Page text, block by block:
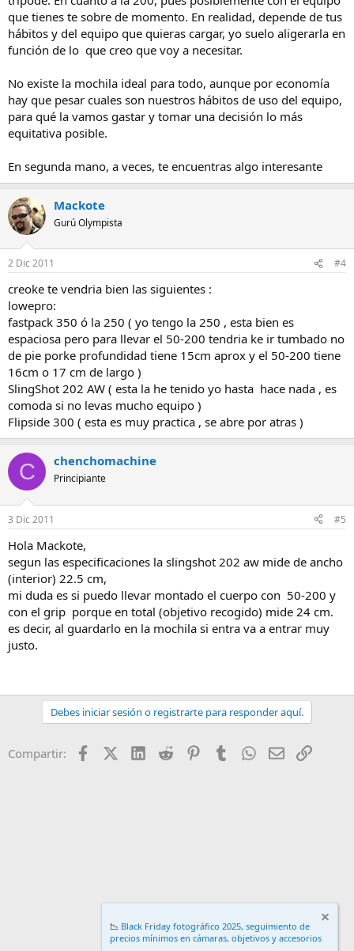
que tienes te sobre de momento. En realidad, depende de tus
hábitos y del equipo que quieras cargar, yo suelo aligerarla en
función de lo que creo que voy a necesitar.
No existe la mochila ideal para todo, aunque por economía
hay que pesar cuales son nuestros hábitos de uso del equipo,
para qué la vamos gastar y tomar una decisión lo más
equitativa posible.
En segunda mano, a veces, te encuentras algo interesante
Mackote
Gurú Olympista
2 Dic 2011 #4
creoke te vendria bien las siguientes :
lowepro:
fastpack 350 ó la 250 ( yo tengo la 250 , esta bien es
espaciosa pero para llevar el 50-200 tendria ke ir tumbado no
de pie porke profundidad tiene 15cm aprox y el 50-200 tiene
16cm o 17 cm de largo )
SlingShot 202 AW ( esta la he tenido yo hasta hace nada , es
comoda si no levas mucho equipo )
Flipside 300 ( esta es muy practica , se abre por atras )
C chenchomachine
Principiante
3 Dic 2011 #5
Hola Mackote,
segun las especificaciones la slingshot 202 aw mide de ancho
(interior) 22.5 cm,
mi duda es si puedo llevar montado el cuerpo con 50-200 y
con el grip porque en total (objetivo recogido) mide 24 cm.
es decir, al guardarlo en la mochila si entra va a entrar muy
justo.
Debes iniciar sesión o registrarte para responder aquí.
Compartir: FacebookX (Twitter)
LinkedIn
Reddit PinterestTumblr WhatsApp
EmailEnlace
📉 Black Friday fotográfico 2025, seguimiento de
precios mínimos en cámaras, objetivos y accesorios